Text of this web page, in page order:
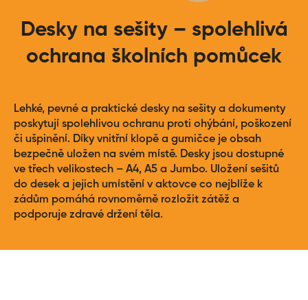
Desky na sešity – spolehlivá
ochrana školních pomůcek
Lehké, pevné a praktické desky na sešity a dokumenty
poskytují spolehlivou ochranu proti ohýbání, poškození
či ušpinění. Díky vnitřní klopě a gumičce je obsah
bezpečně uložen na svém místě. Desky jsou dostupné
ve třech velikostech – A4, A5 a Jumbo. Uložení sešitů
do desek a jejich umístění v aktovce co nejblíže k
zádům pomáhá rovnoměrně rozložit zátěž a
podporuje zdravé držení těla.